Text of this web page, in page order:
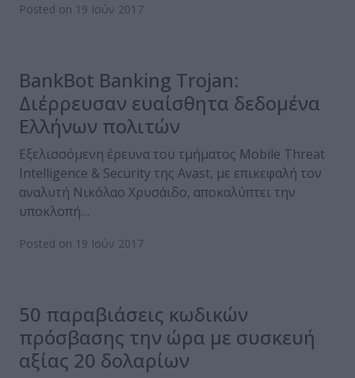
Posted on 19 Ιούν 2017
BankBot Βanking Trojan:
Διέρρευσαν ευαίσθητα δεδομένα
Ελλήνων πολιτών
Εξελισσόμενη έρευνα του τμήματος Μobile Τhreat
Ιntelligence & Security της Avast, με επικεφαλή τον
αναλυτή Nικόλαο Χρυσάιδο, αποκαλύπτει την
υποκλοπή…
Posted on 19 Ιούν 2017
50 παραβιάσεις κωδικών
πρόσβασης την ώρα με συσκευή
αξίας 20 δολαρίων